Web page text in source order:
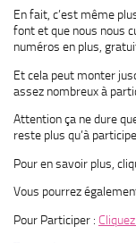
En fait, c’est même
font et que nous nous
numéros en plus,
Et cela peut monter
assez nombreux à
Attention ça ne dure
reste plus qu’à
Pour en savoir plus,
Vous pourrez
Pour Participer :